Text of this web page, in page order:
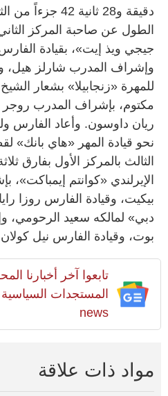
دقيقة و28 ثانية
الطول عن صاحبة المركز
جيجي ويذ إيت»، بقيادة
وإشراف المدرب شارلز هيل،
للمهرة «زنجابيلا» بشعار
مكتوم، بإشراف المدرب روجر
ريان داوسون. وأعاد الفارس
نحو قيادة المهر «هاي بانك»
الثالث بالمركز الأول بفارق
الإيرلندي «كوانتم
بيكيت، وقيادة الفارس روزا
دبي» لمالكه سعيد الرحومي،
بوت، وقيادة الفارس نيل
تابعوا آخر أخبارنا
news
مواد ذات علاقة